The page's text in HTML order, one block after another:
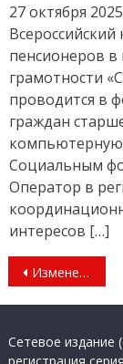
27 октября
пенсионеров
грамотности
проводится в
граждан
компьютерную
Социальным
Оператор в
интересов […]
Навигация
по
Изменения в указ
Сетевое издание